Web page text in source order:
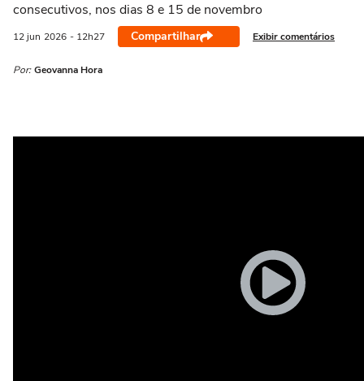
consecutivos, nos dias 8 e 15 de novembro
12 jun 2026 - 12h27 Compartilhar Exibir comentários
Por: Geovanna Hora